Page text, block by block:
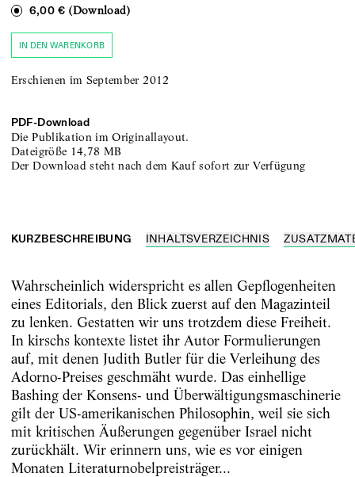
6,00 €(Download)
IN DEN WARENKORB
Erschienen im September 2012
PDF-Download
Die Publikation im Originallayout.
Dateigröße 14,78 MB
Der Download steht nach dem Kauf sofort zur Verfügung
KURZBESCHREIBUNG INHALTSVERZEICHNIS
Wahrscheinlich widerspricht es allen Gepflogenheiten
eines Editorials, den Blick zuerst auf den Magazinteil
zu lenken. Gestatten wir uns trotzdem diese Freiheit.
In kirschs kontexte listet ihr Autor Formulierungen
auf, mit denen Judith Butler für die Verleihung des
Adorno-Preises geschmäht wurde. Das einhellige
Bashing der Konsens- und Überwältigungsmaschinerie
gilt der US-amerikanischen Philosophin, weil sie sich
mit kritischen Äußerungen gegenüber Israel nicht
zurückhält. Wir erinnern uns, wie es vor einigen
Monaten Literaturnobelpreisträger...